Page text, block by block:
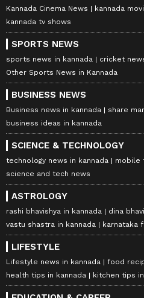
Kannada Cinema News kannada
kannada tv shows
SPORTS NEWS
sports news in kannada
cricket
Other Sports News in Kannada
BUSINESS NEWS
Business news in kannada
share
business ideas in kannada
SCIENCE & TECHNOLOGY
technology news in kannada
mobile
science and tech news
ASTROLOGY
rashi bhavishya in kannada dina
vastu shastra in kannada
karnataka
LIFESTYLE
Lifestyle news in kannada
food
health tips in kannada
kitchen tips